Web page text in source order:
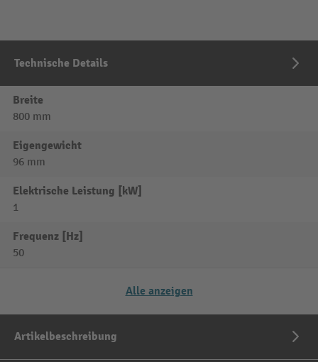
Technische Details
Breite
800 mm
Eigengewicht
96 mm
Elektrische Leistung [kW]
1
Frequenz [Hz]
50
Alle anzeigen
Artikelbeschreibung